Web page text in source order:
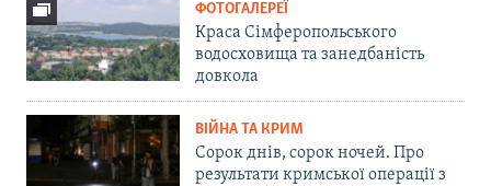
ФОТОГАЛЕРЕЇ
Краса Сімферопольського
водосховища та занедбаність
довкола
ВІЙНА ТА КРИМ
Сорок днів, сорок ночей. Про
результати кримської операції з